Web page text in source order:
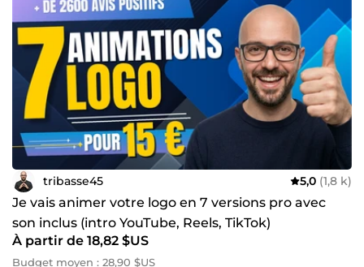
vos questions et vous aider à vous démarquer.
tribasse45 5,0 (1,8 k)
Je vais animer votre logo en 7 versions pro avec
son inclus (intro YouTube, Reels, TikTok)
À partir de 18,82 $US
Budget moyen : 28,90 $US